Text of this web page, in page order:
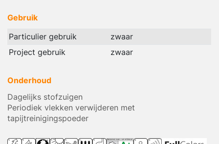
Gebruik
Particulier gebruik
zwaar
Project gebruik
zwaar
Onderhoud
Dagelijks stofzuigen
Periodiek vlekken verwijderen met
tapijtreinigingspoeder